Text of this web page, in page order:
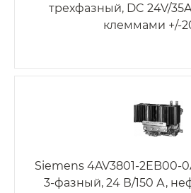
трехфазный, DC 24V/
клеммами +/-
Siemens 4AV3801-2EB00-
3-фазный, 24 В/150 А,